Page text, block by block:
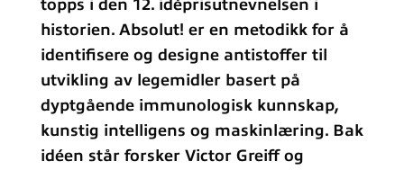
topps i den 12. idéprisutnevnelsen i
historien. Absolut! er en metodikk for å
identifisere og designe antistoffer til
utvikling av legemidler basert på
dyptgående immunologisk kunnskap,
kunstig intelligens og maskinlæring. Bak
idéen står forsker Victor Greiff og